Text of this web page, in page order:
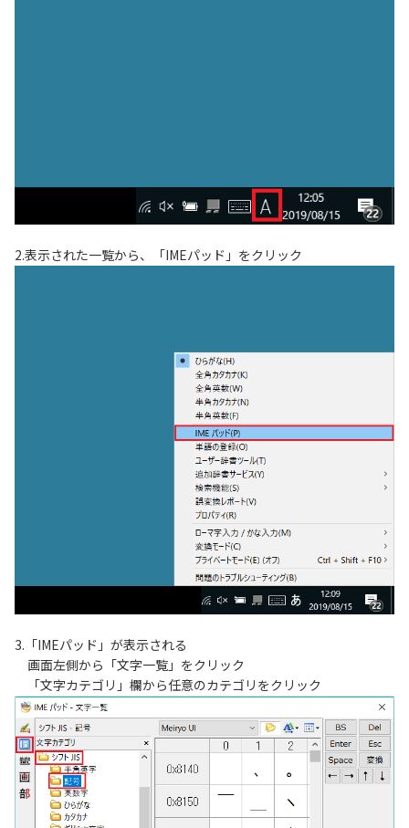
2.表示された一覧から、「IMEパッド」をクリック
3.「IMEパッド」が表示される
画面左側から「文字一覧」をクリック
「文字カテゴリ」欄から任意のカテゴリをクリック